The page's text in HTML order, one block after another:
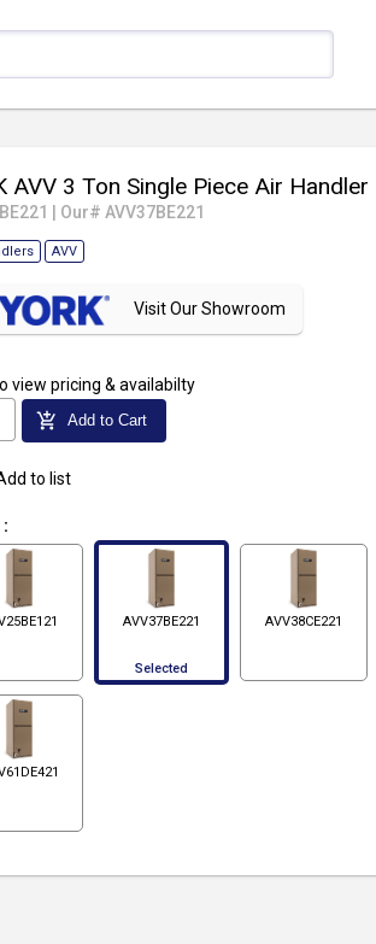
AVV 3 Ton Single Piece Air Handler
Our# AVV37BE221
AVV
Visit Our Showroom
view pricing & availabilty
add_shopping_cart Add to Cart
to list
:
AVV37BE221
Selected
AVV38CE221